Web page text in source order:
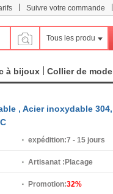
Suivre votre commande
Tous les produits
à bijoux Collier de mode
, Acier inoxydable
expédition:7 - 15 jours
Artisanat : Placage
Promotion:32%